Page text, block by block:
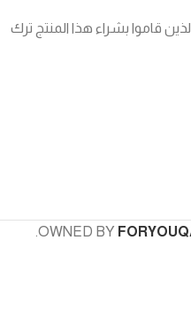
قاموا بشراء هذا المنتج ترك
OWNED BY
.